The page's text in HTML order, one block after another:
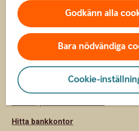
Godkänn alla
Bara nödvändiga
Cookie-
Bolånekalkyl
Räkna på billån
Räkna ut pension
Hitta snabbt
Hitta bankkontor